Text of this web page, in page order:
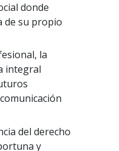
donde
de su propio
la
integral
del derecho
y